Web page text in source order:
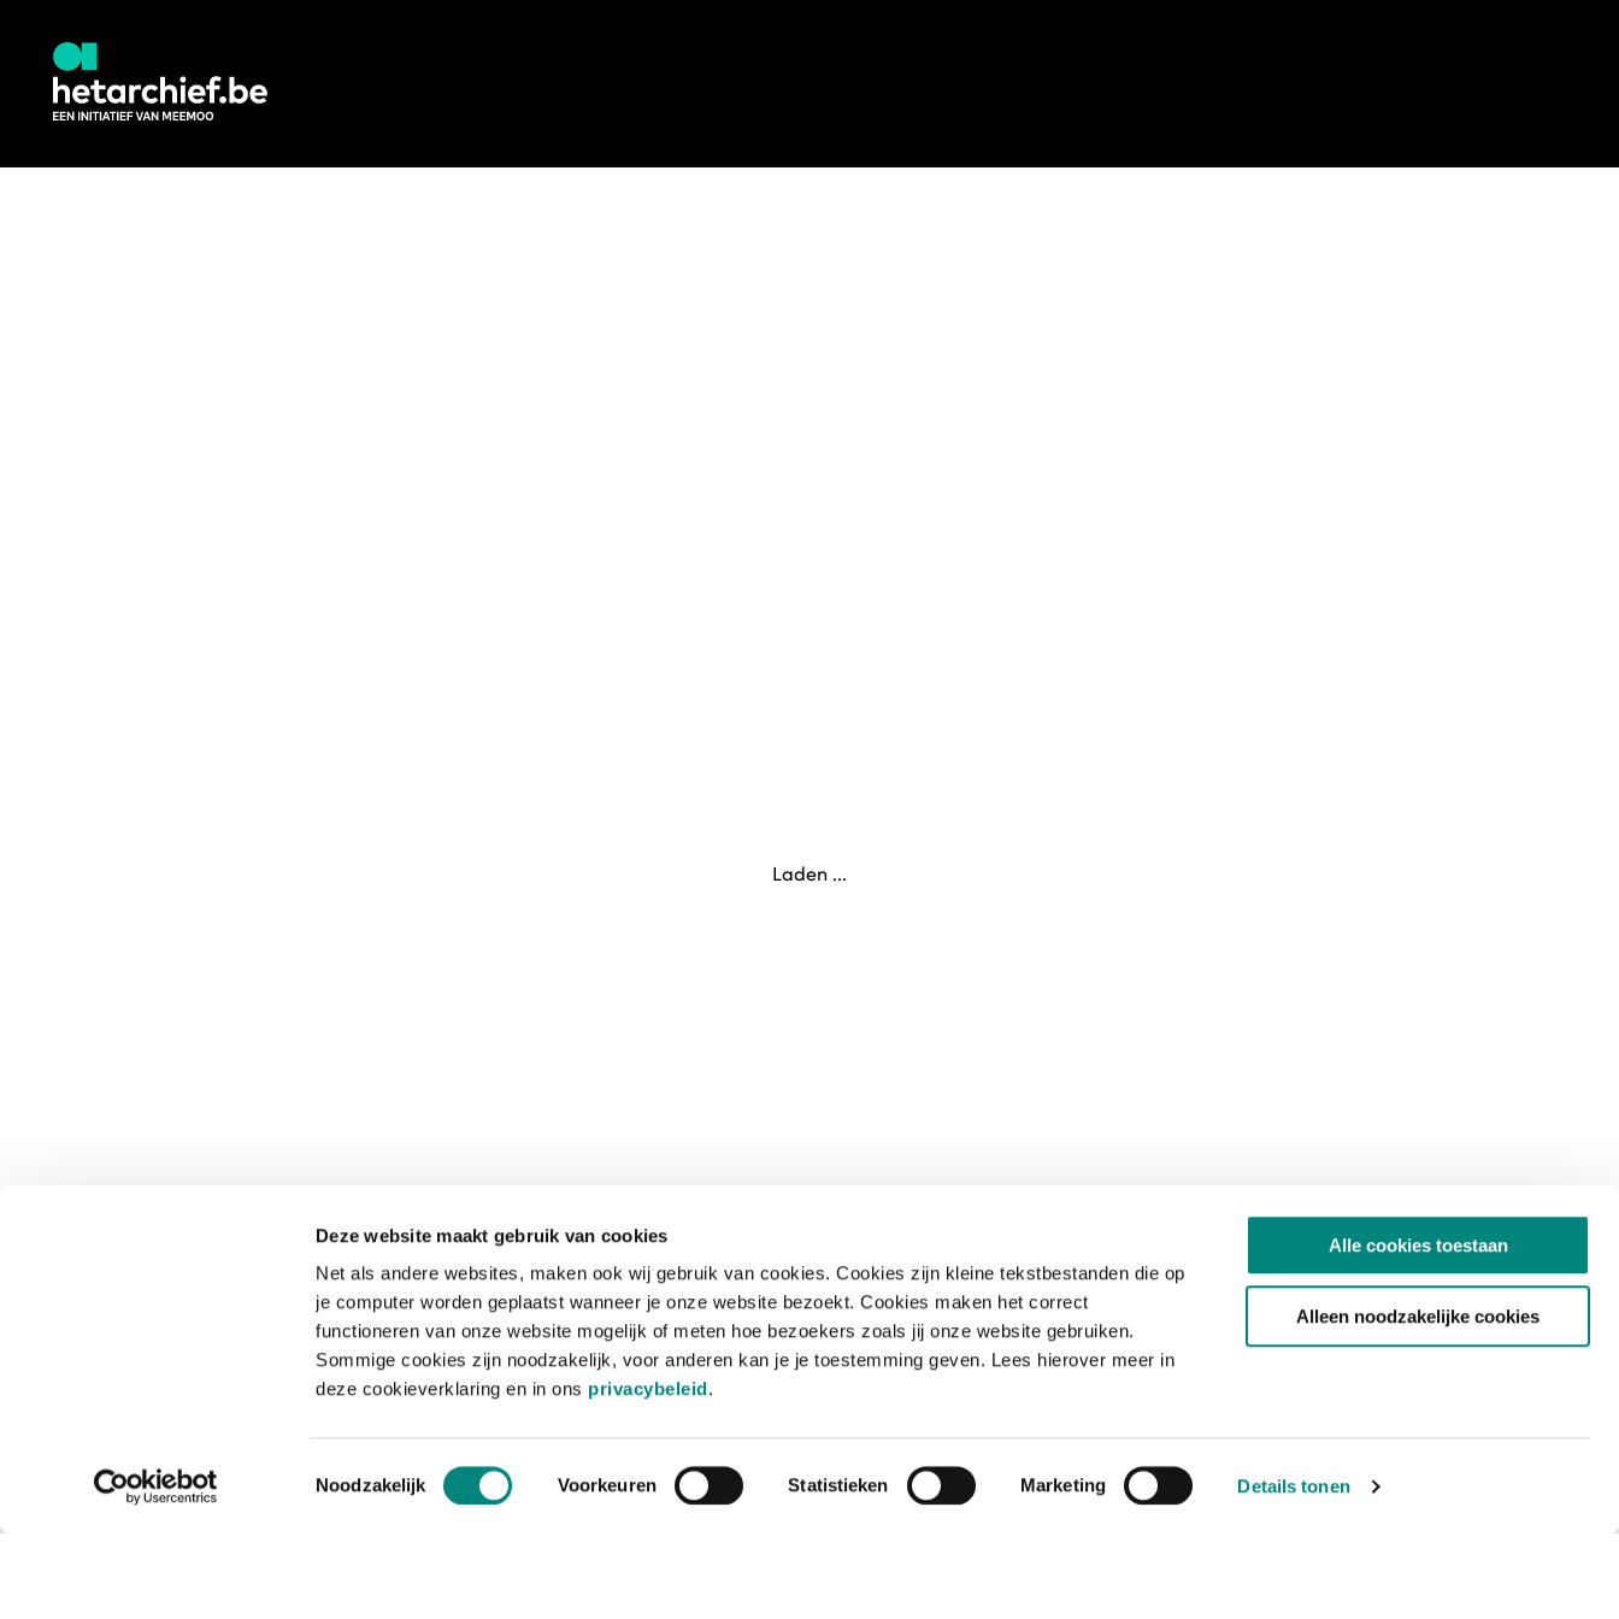
Deze website maakt gebruik van cookies
Net als andere websites, maken ook wij gebruik van cookies. Cookies zijn kleine tekstbestanden die op
je computer worden geplaatst wanneer je onze website bezoekt. Cookies maken het correct
functioneren van onze website mogelijk of meten hoe bezoekers zoals jij onze website gebruiken.
Sommige cookies zijn noodzakelijk, voor anderen kan je je toestemming geven. Lees hierover meer in
deze cookieverklaring en in ons privacybeleid.
Toestemmingsselectie
Noodzakelijk Voorkeuren Statistieken Marketing Details tonen
Alle cookies toestaan
Alleen noodzakelijke cookies
Laden ...